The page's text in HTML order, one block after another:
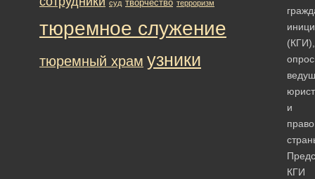
(КГИ),
и
КГИ
суд творчество терроризм
тюремное служение
тюремный храм узники